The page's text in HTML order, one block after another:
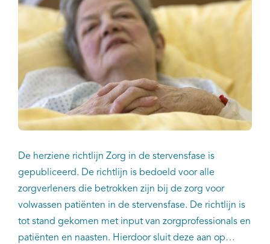
De herziene richtlijn Zorg in de stervensfase is
gepubliceerd. De richtlijn is bedoeld voor alle
zorgverleners die betrokken zijn bij de zorg voor
volwassen patiënten in de stervensfase. De richtlijn is
tot stand gekomen met input van zorgprofessionals en
patiënten en naasten. Hierdoor sluit deze aan op